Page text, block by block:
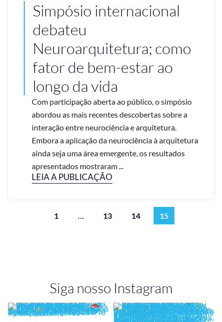
Simpósio internacional
debateu
Neuroarquitetura; como
fator de bem-estar ao
longo da vida
Com participação aberta ao público, o simpósio
abordou as mais recentes descobertas sobre a
interação entre neurociência e arquitetura.
Embora a aplicação da neurociência à arquitetura
ainda seja uma área emergente, os resultados
apresentados mostraram ...
LEIA A PUBLICAÇÃO
1 … 13 14 15
Siga nosso Instagram